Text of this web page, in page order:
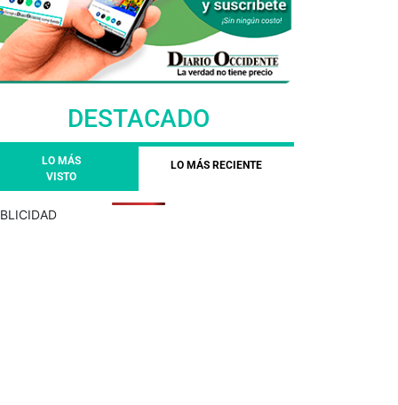
DESTACADO
LO MÁS
VISTO
LO MÁS RECIENTE